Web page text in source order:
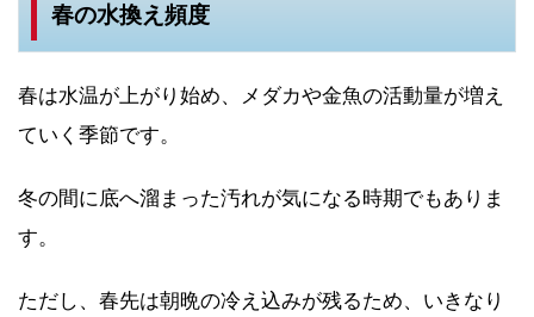
春の水換え頻度
春は水温が上がり始め、メダカや金魚の活動量が増え
ていく季節です。
冬の間に底へ溜まった汚れが気になる時期でもありま
す。
ただし、春先は朝晩の冷え込みが残るため、いきなり